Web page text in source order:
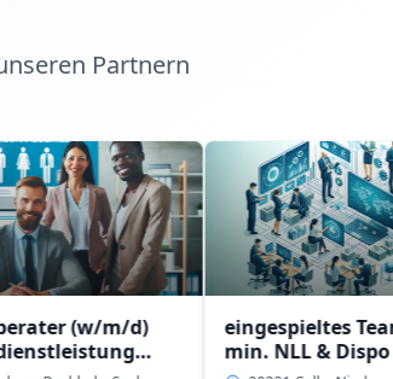
Partnern
m/d)
eingespieltes Team (w/m/d)
min. NLL & Dispo mit